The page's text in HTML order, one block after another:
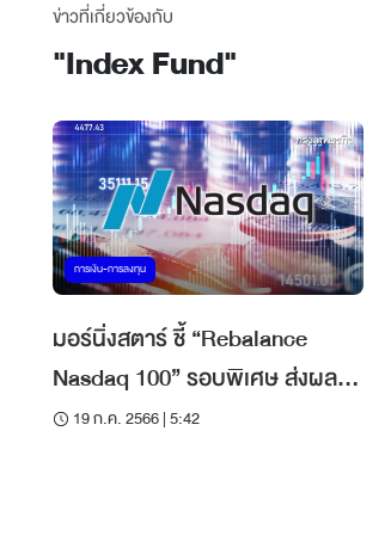
ข่าวที่เกี่ยวข้องกับ
"Index Fund"
การเงิน-การลงทุน
มอร์นิ่งสตาร์ ชี้ “Rebalance
Nasdaq 100” รอบพิเศษ ส่งผล
จำกัด ต่อนักลงทุน
19 ก.ค. 2566 | 5:42